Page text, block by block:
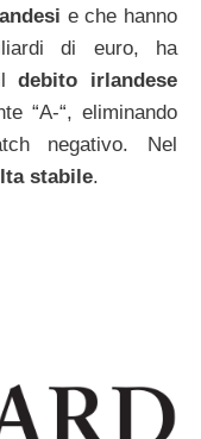
e che hanno
di euro, ha
ildebito irlandese
“A-“, eliminando
negativo. Nel
stabile.